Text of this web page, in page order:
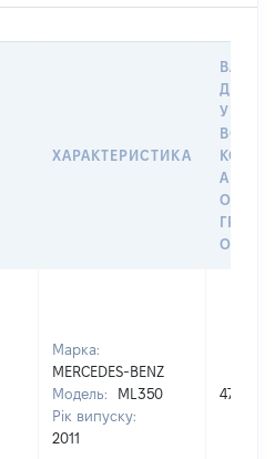
ХАРАКТЕРИСТИКА
ДАТУ
У
АБО
Марка:
MERCEDES-BENZ
Модель:
ML350
Рік випуску:
2011
477752